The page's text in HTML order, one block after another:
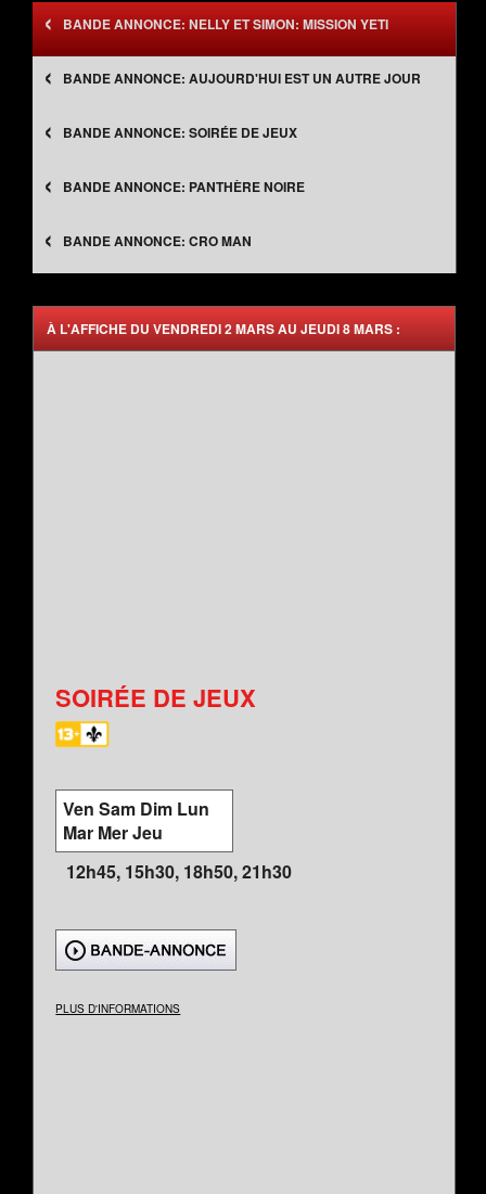
‹ NELLY ET SIMON: MISSION YETI
‹ AUJOURD'HUI EST UN AUTRE JOUR
‹ SOIRÉE DE JEUX
‹ PANTHÈRE NOIRE
‹ CRO MAN
À L'AFFICHE DU VENDREDI 2 MARS AU JEUDI 8 MARS :
SOIRÉE DE JEUX
Ven Sam Dim Lun
Mar Mer Jeu
12h45, 15h30, 18h50, 21h30
PLUS D'INFORMATIONS